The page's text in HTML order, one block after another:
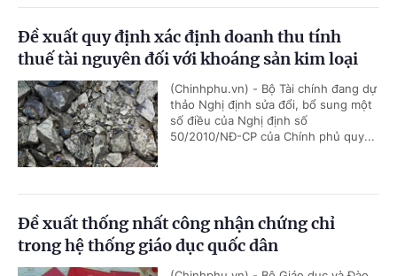
Đề xuất quy định xác định doanh thu tính
thuế tài nguyên đối với khoáng sản kim loại
(Chinhphu.vn) - Bộ Tài chính đang dự
thảo Nghị định sửa đổi, bổ sung một
số điều của Nghị định số
50/2010/NĐ-CP của Chính phủ quy...
Đề xuất thống nhất công nhận chứng chỉ
trong hệ thống giáo dục quốc dân